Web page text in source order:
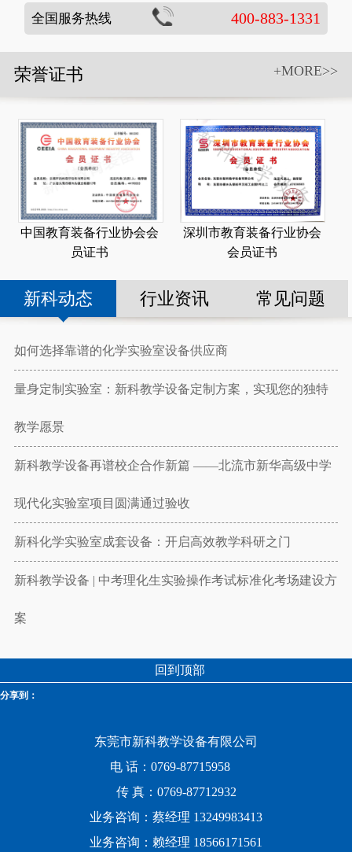
全国服务热线 400-883-1331
+MORE>>
荣誉证书
中国教育装备行业协会会
员证书
深圳市教育装备行业协会
会员证书
新科动态 行业资讯 常见问题
如何选择靠谱的化学实验室设备供应商
量身定制实验室：新科教学设备定制方案，实现您的独特
教学愿景
新科教学设备再谱校企合作新篇 ——北流市新华高级中学
现代化实验室项目圆满通过验收
新科化学实验室成套设备：开启高效教学科研之门
新科教学设备 | 中考理化生实验操作考试标准化考场建设方
案
回到顶部
分享到：
东莞市新科教学设备有限公司
电 话：0769-87715958
传 真：0769-87712932
业务咨询：蔡经理 13249983413
业务咨询：赖经理 18566171561